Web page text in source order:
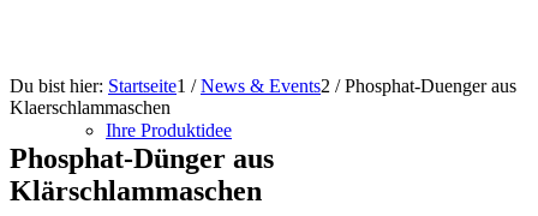
Ihre Produktidee
Du bist hier: Startseite1 / News & Events2 / Phosphat-Duenger aus
Klaerschlammaschen
Phosphat-Dünger aus
Klärschlammaschen